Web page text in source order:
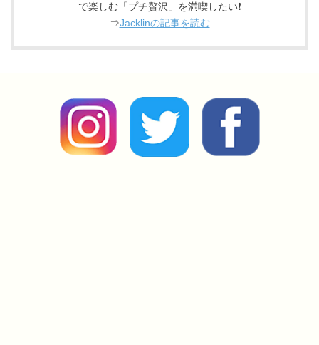
で楽しむ「プチ贅沢」を満喫したい❗
⇒Jacklinの記事を読む